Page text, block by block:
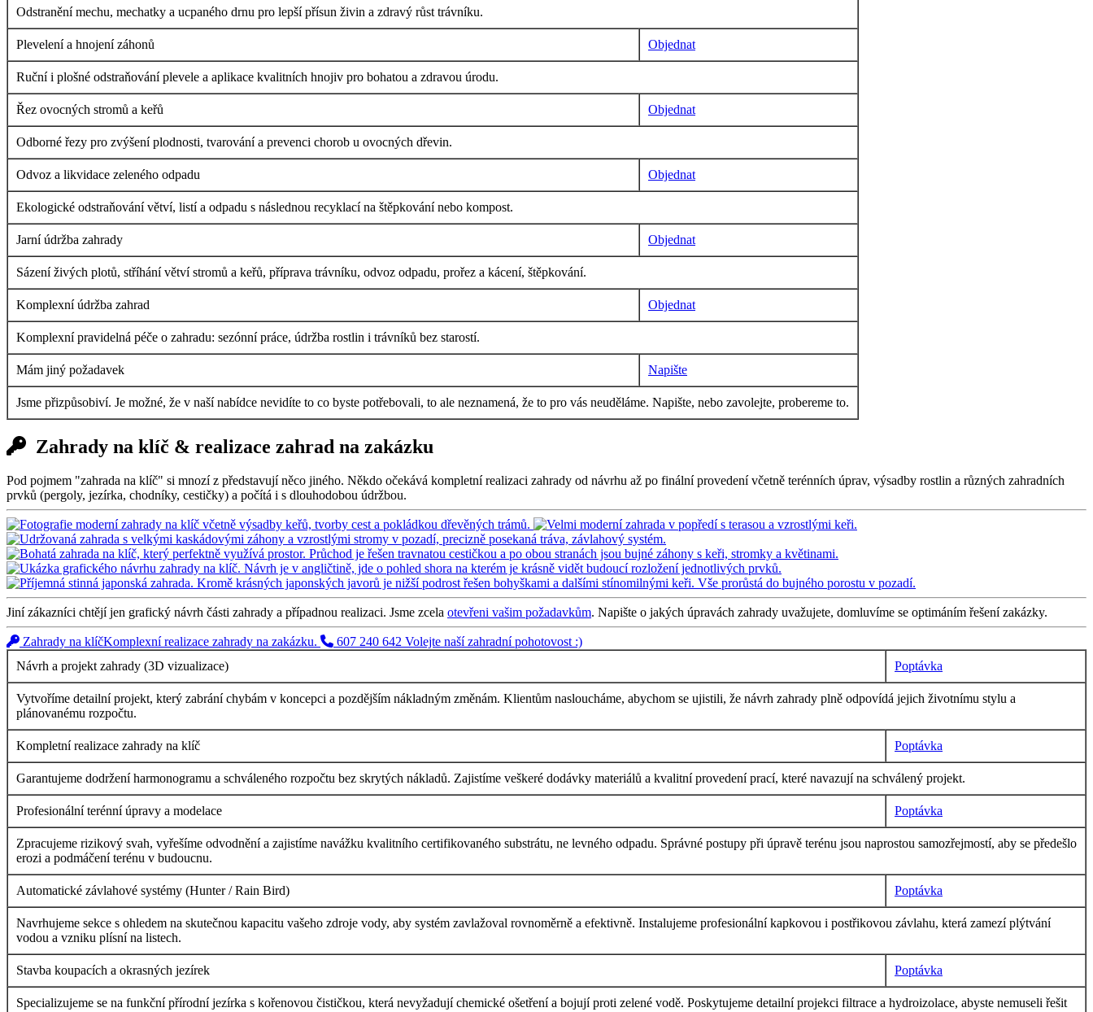
Odstranění mechu, mechatky a ucpaného drnu pro lepší přísun živin a zdravý růst trávníku.
Plevelení a hnojení záhonů Objednat
Ruční i plošné odstraňování plevele a aplikace kvalitních hnojiv pro bohatou a zdravou úrodu.
Řez ovocných stromů a keřů Objednat
Odborné řezy pro zvýšení plodnosti, tvarování a prevenci chorob u ovocných dřevin.
Odvoz a likvidace zeleného odpadu Objednat
Ekologické odstraňování větví, listí a odpadu s následnou recyklací na štěpkování nebo kompost.
Jarní údržba zahrady Objednat
Sázení živých plotů, stříhání větví stromů a keřů, příprava trávníku, odvoz odpadu, prořez a kácení, štěpkování.
Komplexní údržba zahrad Objednat
Komplexní pravidelná péče o zahradu: sezónní práce, údržba rostlin i trávníků bez starostí.
Mám jiný požadavek Napište
Jsme přizpůsobiví. Je možné, že v naší nabídce nevidíte to co byste potřebovali, to ale neznamená, že to pro vás neuděláme. Napište, nebo zavolejte, probereme to.
Zahrady na klíč & realizace zahrad na zakázku
Pod pojmem "zahrada na klíč" si mnozí z představují něco jiného. Někdo očekává kompletní realizaci zahrady od návrhu až po finální provedení včetně terénních úprav, výsadby rostlin a různých zahradních
prvků (pergoly, jezírka, chodníky, cestičky) a počítá i s dlouhodobou údržbou.
Jiní zákazníci chtějí jen grafický návrh části zahrady a případnou realizaci. Jsme zcela otevřeni vašim požadavkům. Napište o jakých úpravách zahrady uvažujete, domluvíme se optimáním řešení zakázky.
Zahrady na klíčKomplexní realizace zahrady na zakázku. 607 240 642 Volejte naší zahradní pohotovost :)
Návrh a projekt zahrady (3D vizualizace)
Poptávka
Vytvoříme detailní projekt, který zabrání chybám v koncepci a pozdějším nákladným změnám. Klientům nasloucháme, abychom se ujistili, že návrh zahrady plně odpovídá jejich životnímu stylu a
plánovanému rozpočtu.
Kompletní realizace zahrady na klíč Poptávka
Garantujeme dodržení harmonogramu a schváleného rozpočtu bez skrytých nákladů. Zajistíme veškeré dodávky materiálů a kvalitní provedení prací, které navazují na schválený projekt.
Profesionální terénní úpravy a modelace Poptávka
Zpracujeme rizikový svah, vyřešíme odvodnění a zajistíme navážku kvalitního certifikovaného substrátu, ne levného odpadu. Správné postupy při úpravě terénu jsou naprostou samozřejmostí, aby se předešlo
erozi a podmáčení terénu v budoucnu.
Automatické závlahové systémy (Hunter / Rain Bird) Poptávka
Navrhujeme sekce s ohledem na skutečnou kapacitu vašeho zdroje vody, aby systém zavlažoval rovnoměrně a efektivně. Instalujeme profesionální kapkovou i postřikovou závlahu, která zamezí plýtvání
vodou a vzniku plísní na listech.
Stavba koupacích a okrasných jezírek Poptávka
Specializujeme se na funkční přírodní jezírka s kořenovou čističkou, která nevyžadují chemické ošetření a bojují proti zelené vodě. Poskytujeme detailní projekci filtrace a hydroizolace, abyste nemuseli řešit